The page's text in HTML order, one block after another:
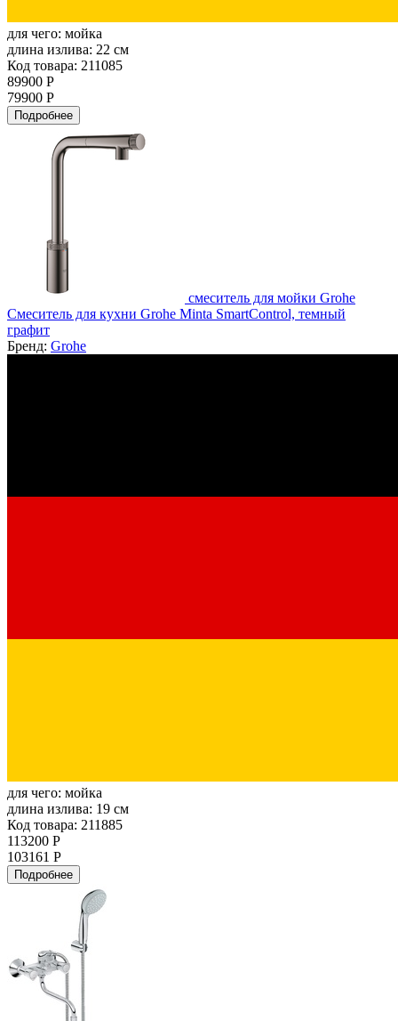
для чего: мойка
длина излива: 22 см
Код товара: 211085
89900 Р
79900 Р
Подробнее
смеситель для мойки Grohe
Смеситель для кухни Grohe Minta SmartControl, темный
графит
Бренд: Grohe
для чего: мойка
длина излива: 19 см
Код товара: 211885
113200 Р
103161 Р
Подробнее